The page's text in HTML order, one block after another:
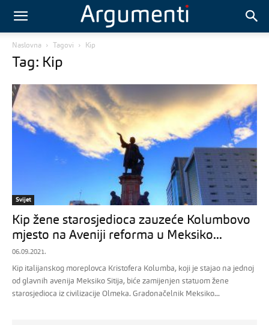
Naslovna Tagovi Kip
Tag: Kip
Svijet
Kip žene starosjedioca zauzeće Kolumbovo
mjesto na Aveniji reforma u Meksiko...
06.09.2021.
Kip italijanskog moreplovca Kristofera Kolumba, koji je stajao na jednoj
od glavnih avenija Meksiko Sitija, biće zamijenjen statuom žene
starosjedioca iz civilizacije Olmeka. Gradonačelnik Meksiko...